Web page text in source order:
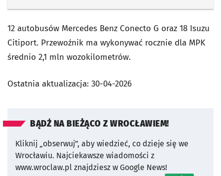
12 autobusów Mercedes Benz Conecto G oraz 18 Isuzu
Citiport. Przewoźnik ma wykonywać rocznie dla MPK
średnio 2,1 mln wozokilometrów.
Ostatnia aktualizacja: 30-04-2026
BĄDŹ NA BIEŻĄCO Z WROCŁAWIEM!
Kliknij „obserwuj”, aby wiedzieć, co dzieje się we
Wrocławiu. Najciekawsze wiadomości z
www.wroclaw.pl znajdziesz w Google News!